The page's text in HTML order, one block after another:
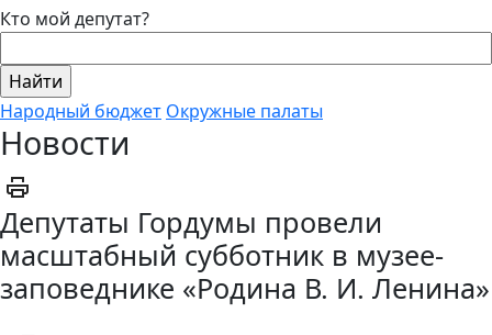
Кто мой депутат?
Народный бюджет Окружные палаты
Новости
Депутаты Гордумы провели
масштабный субботник в музее-
заповеднике «Родина В. И. Ленина»